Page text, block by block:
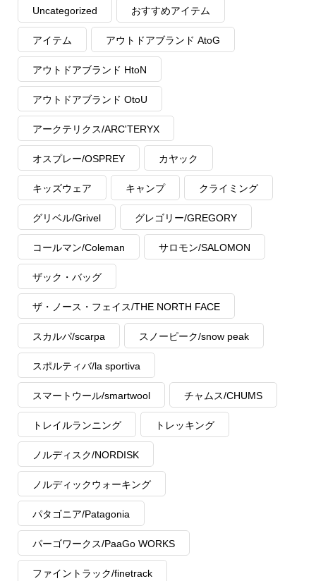
Uncategorized おすすめアイテム
アイテム アウトドアブランド AtoG
アウトドアブランド HtoN
アウトドアブランド OtoU
アークテリクス/ARC'TERYX
オスプレー/OSPREY カヤック
キッズウェア キャンプ クライミング
グリベル/Grivel グレゴリー/GREGORY
コールマン/Coleman サロモン/SALOMON
ザック・バッグ
ザ・ノース・フェイス/THE NORTH FACE
スカルパ/scarpa スノーピーク/snow peak
スポルティバ/la sportiva
スマートウール/smartwool チャムス/CHUMS
トレイルランニング トレッキング
ノルディスク/NORDISK
ノルディックウォーキング
パタゴニア/Patagonia
パーゴワークス/PaaGo WORKS
ファイントラック/finetrack